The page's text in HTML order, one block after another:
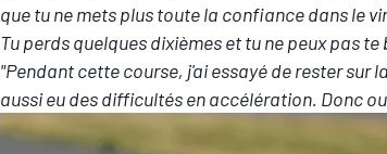
que tu ne mets plus toute la confiance dans le
Tu perds quelques dixièmes et tu ne peux pas
"Pendant cette course, j'ai essayé de rester sur
aussi eu des difficultés en accélération. Donc